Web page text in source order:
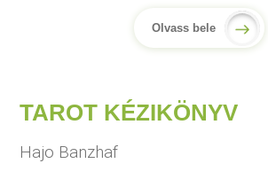
Olvass bele
TAROT KÉZIKÖNYV
Hajo Banzhaf